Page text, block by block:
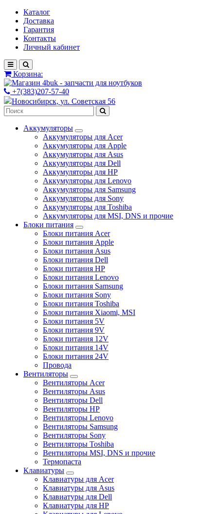
Каталог
Доставка
Гарантия
Контакты
Личный кабинет
Корзина:
+7(383)207-57-40
Новосибирск, ул. Советская 56
Аккумуляторы
Аккумуляторы для Acer
Аккумуляторы для Apple
Аккумуляторы для Asus
Аккумуляторы для Dell
Аккумуляторы для HP
Аккумуляторы для Lenovo
Аккумуляторы для Samsung
Аккумуляторы для Sony
Аккумуляторы для Toshiba
Аккумуляторы для MSI, DNS и прочие
Блоки питания
Блоки питания Acer
Блоки питания Apple
Блоки питания Asus
Блоки питания Dell
Блоки питания HP
Блоки питания Lenovo
Блоки питания Samsung
Блоки питания Sony
Блоки питания Toshiba
Блоки питания Xiaomi, MSI
Блоки питания 5V
Блоки питания 9V
Блоки питания 12V
Блоки питания 14V
Блоки питания 24V
Провода
Вентиляторы
Вентиляторы Acer
Вентиляторы Asus
Вентиляторы Dell
Вентиляторы HP
Вентиляторы Lenovo
Вентиляторы Samsung
Вентиляторы Sony
Вентиляторы Toshiba
Вентиляторы MSI, DNS и прочие
Термопаста
Клавиатуры
Клавиатуры для Acer
Клавиатуры для Asus
Клавиатуры для Dell
Клавиатуры для HP